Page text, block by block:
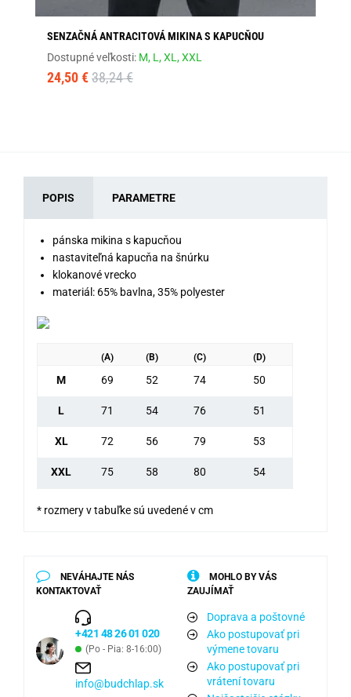
SENZAČNÁ ANTRACITOVÁ MIKINA S KAPUCŇOU
Dostupné veľkosti: M, L,XL,XXL
24,50 € 38,24 €
POPIS PARAMETRE
pánska mikina s kapucňou
nastaviteľná kapucňa na šnúrku
klokanové vrecko
materiál: 65% bavlna, 35% polyester
(A) (B) (C) (D)
M 69 52 74 50
L 71 54 76 51
XL 72 56 79 53
XXL 75 58 80 54
* rozmery v tabuľke sú uvedené v cm
NEVÁHAJTE NÁS
KONTAKTOVAŤ
+421 48 26 01 020
(Po - Pia: 8-16:00)
info@budchlap.sk
MOHLO BY VÁS
ZAUJÍMAŤ
Doprava a poštovné
Ako postupovať pri
výmene tovaru
Ako postupovať pri
vrátení tovaru